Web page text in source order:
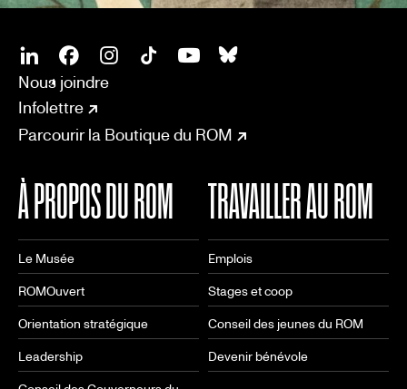
SOCIAL
LinkedinFacebookInstagram
CONNECT
Nous joindre
Infolettre
Parcourir la Boutique du ROM
À PROPOS DU ROM
Le Musée
ROMOuvert
Orientation stratégique
Leadership
TRAVAILLER AU ROM
Emplois
Stages et coop
Conseil des jeunes du ROM
Devenir bénévole